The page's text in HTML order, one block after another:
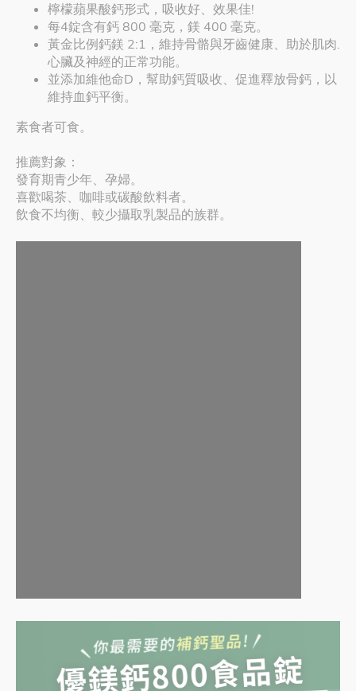
檸檬蘋果酸鈣形式，吸收好、效果佳!
每4錠含有鈣 800 毫克，鎂 400 毫克。
黃金比例鈣鎂 2:1，維持骨骼與牙齒健康、助於肌肉.
心臟及神經的正常功能。
並添加維他命D，幫助鈣質吸收、促進釋放骨鈣，以
維持血鈣平衡。
素食者可食。
推薦對象：
發育期青少年、孕婦。
喜歡喝茶、咖啡或碳酸飲料者。
飲食不均衡、較少攝取乳製品的族群。